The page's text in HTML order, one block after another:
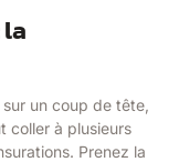
un coup de tête,
coller à plusieurs
Prenez la